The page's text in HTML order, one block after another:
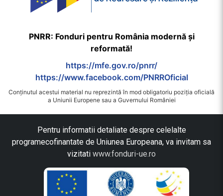
PNRR: Fonduri pentru România modernă și
reformată!
https://mfe.gov.ro/pnrr/
https://www.facebook.com/PNRROficial
Conținutul acestui material nu reprezintă în mod obligatoriu poziția oficială
a Uniunii Europene sau a Guvernului României
Pentru informatii detaliate despre celelalte
programecofinantate de Uniunea Europeana, va invitam sa
vizitati www.fonduri-ue.ro